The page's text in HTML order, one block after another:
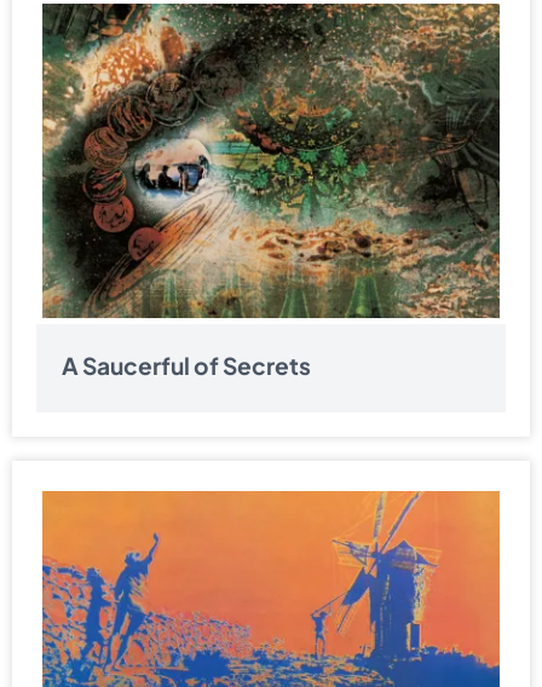
A Saucerful of Secrets